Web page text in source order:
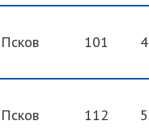
Псков 101
Псков 112